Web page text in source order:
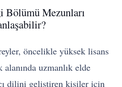
Mezunları
öncelikle yüksek lisans
uzmanlık elde
dilini geliştiren kişiler için